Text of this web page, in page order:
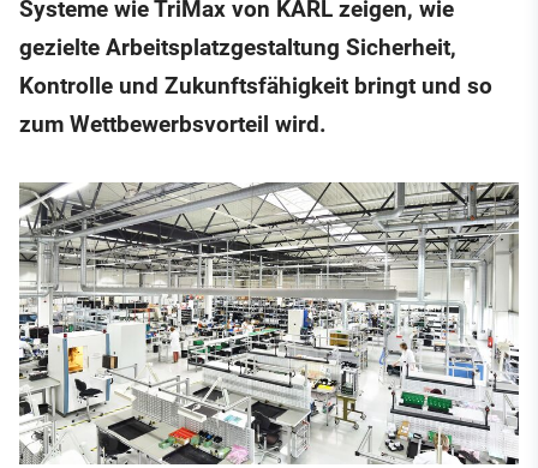
Systeme wie TriMax von KARL zeigen, wie
gezielte Arbeitsplatzgestaltung Sicherheit,
Kontrolle und Zukunftsfähigkeit bringt und so
zum Wettbewerbsvorteil wird.